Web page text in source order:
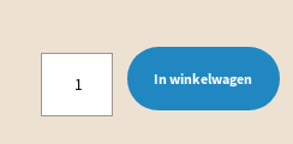
In winkelwagen